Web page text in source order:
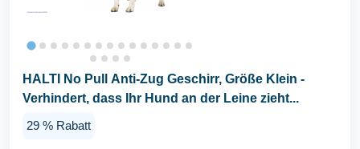
HALTI No Pull Anti-Zug Geschirr, Größe Klein -
Verhindert, dass Ihr Hund an der Leine zieht...
29 % Rabatt